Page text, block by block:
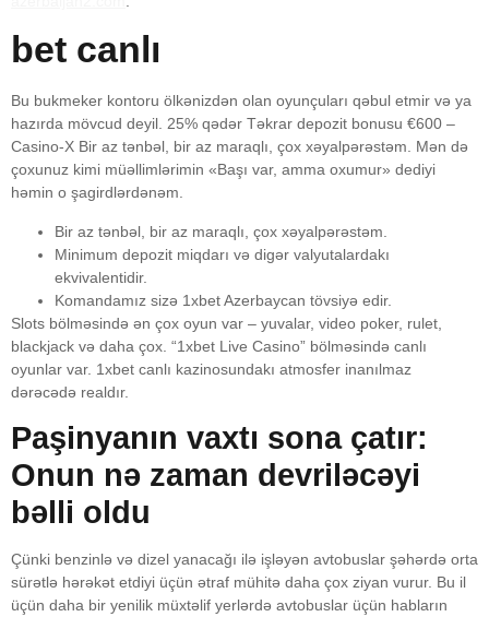
bet canlı
Bu bukmeker kontoru ölkənizdən olan oyunçuları qəbul etmir və ya
hazırda mövcud deyil. 25% qədər Təkrar depozit bonusu €600 –
Casino-X Bir az tənbəl, bir az maraqlı, çox xəyalpərəstəm. Mən də
çoxunuz kimi müəllimlərimin «Başı var, amma oxumur» dediyi
həmin o şagirdlərdənəm.
Bir az tənbəl, bir az maraqlı, çox xəyalpərəstəm.
Minimum depozit miqdarı və digər valyutalardakı
ekvivalentidir.
Komandamız sizə 1xbet Azerbaycan tövsiyə edir.
Slots bölməsində ən çox oyun var – yuvalar, video poker, rulet,
blackjack və daha çox. “1xbet Live Casino” bölməsində canlı
oyunlar var. 1xbet canlı kazinosundakı atmosfer inanılmaz
dərəcədə realdır.
Paşinyanın vaxtı sona çatır:
Onun nə zaman devriləcəyi
bəlli oldu
Çünki benzinlə və dizel yanacağı ilə işləyən avtobuslar şəhərdə orta
sürətlə hərəkət etdiyi üçün ətraf mühitə daha çox ziyan vurur. Bu il
üçün daha bir yenilik müxtəlif yerlərdə avtobuslar üçün habların